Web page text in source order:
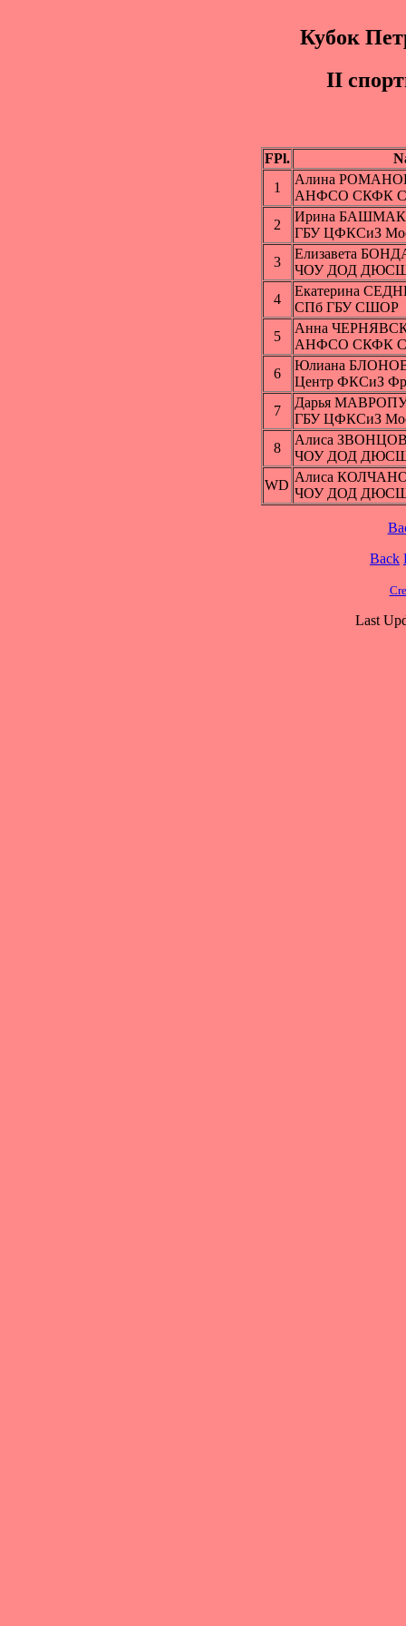
Кубок
II
FPl.
1
Алина
АНФСО СКФК
2
Ирина
ГБУ ЦФКСиЗ
3
Елизавета
ЧОУ ДОД ДЮСШ
4
Екатерина
СПб ГБУ СШОР
5
Анна
АНФСО СКФК
6
Юлиана
Центр ФКСиЗ
7
Дарья
ГБУ ЦФКСиЗ
8
Алиса
ЧОУ ДОД ДЮСШ
WD
Алиса
ЧОУ ДОД ДЮСШ
Back
Last